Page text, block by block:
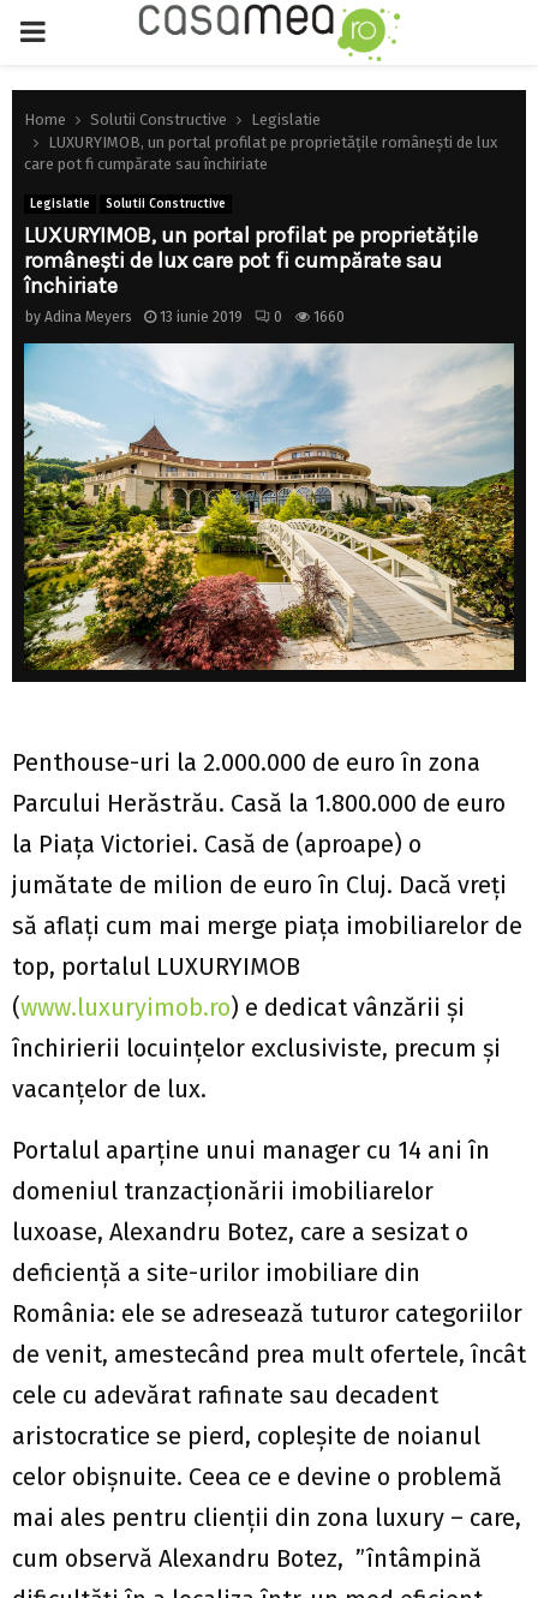
PRIMARY
MENU
Home Solutii Constructive
Legislatie
LUXURYIMOB, un portal profilat pe proprietățile românești de lux
care pot fi cumpărate sau închiriate
Legislatie Solutii Constructive
LUXURYIMOB, un portal profilat pe proprietățile
românești de lux care pot fi cumpărate sau
închiriate
by Adina Meyers 13 iunie 2019 0 1660
Penthouse-uri la 2.000.000 de euro în zona
Parcului Herăstrău. Casă la 1.800.000 de euro
la Piața Victoriei. Casă de (aproape) o
jumătate de milion de euro în Cluj. Dacă vreți
să aflați cum mai merge piața imobiliarelor de
top, portalul LUXURYIMOB
(www.luxuryimob.ro) e dedicat vânzării și
închirierii locuințelor exclusiviste, precum și
vacanțelor de lux.
Portalul aparține unui manager cu 14 ani în
domeniul tranzacționării imobiliarelor
luxoase, Alexandru Botez, care a sesizat o
deficiență a site-urilor imobiliare din
România: ele se adresează tuturor categoriilor
de venit, amestecând prea mult ofertele, încât
cele cu adevărat rafinate sau decadent
aristocratice se pierd, copleșite de noianul
celor obișnuite. Ceea ce e devine o problemă
mai ales pentru clienții din zona luxury – care,
cum observă Alexandru Botez, ”întâmpină